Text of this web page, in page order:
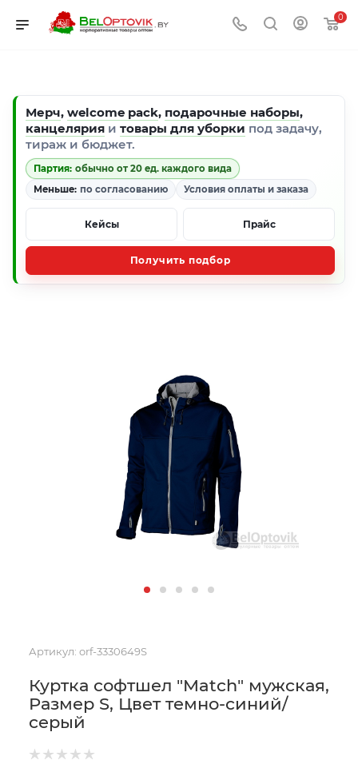
0
Мерч, welcome pack, подарочные наборы,
канцелярия и товары для уборки под задачу,
тираж и бюджет.
Партия: обычно от 20 ед. каждого вида
Меньше: по согласованию Условия оплаты и заказа
Кейсы Прайс
Получить подбор
Артикул: orf-3330649S
Куртка софтшел "Match" мужская,
Размер S, Цвет темно-синий/
серый